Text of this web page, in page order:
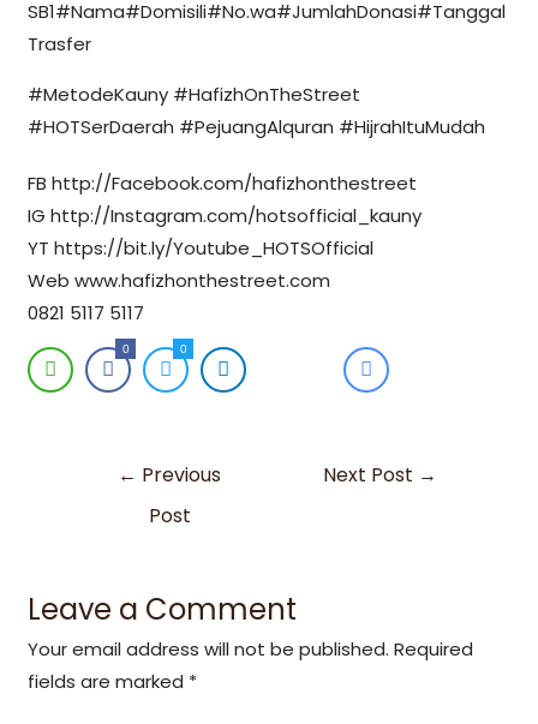
SB1#Nama#Domisili#No.wa#JumlahDonasi#Tanggal
Trasfer
#MetodeKauny #HafizhOnTheStreet
#HOTSerDaerah #PejuangAlquran #HijrahItuMudah
FB http://Facebook.com/hafizhonthestreet
IG http://Instagram.com/hotsofficial_kauny
YT https://bit.ly/Youtube_HOTSOfficial
Web www.hafizhonthestreet.com
0821 5117 5117
0 0
← Previous
Post
Next Post →
Leave a Comment
Your email address will not be published. Required
fields are marked *